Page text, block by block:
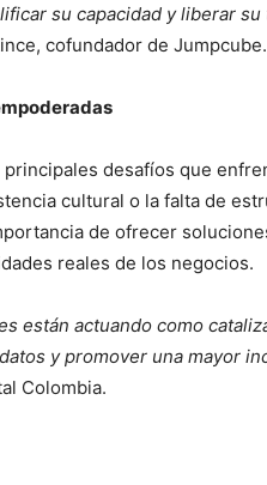
su capacidad y liberar su
cofundador de Jumpcube.
desafíos que
cultural o la falta de
de ofrecer
reales de los negocios.
están actuando como
y promover una mayor
Colombia.